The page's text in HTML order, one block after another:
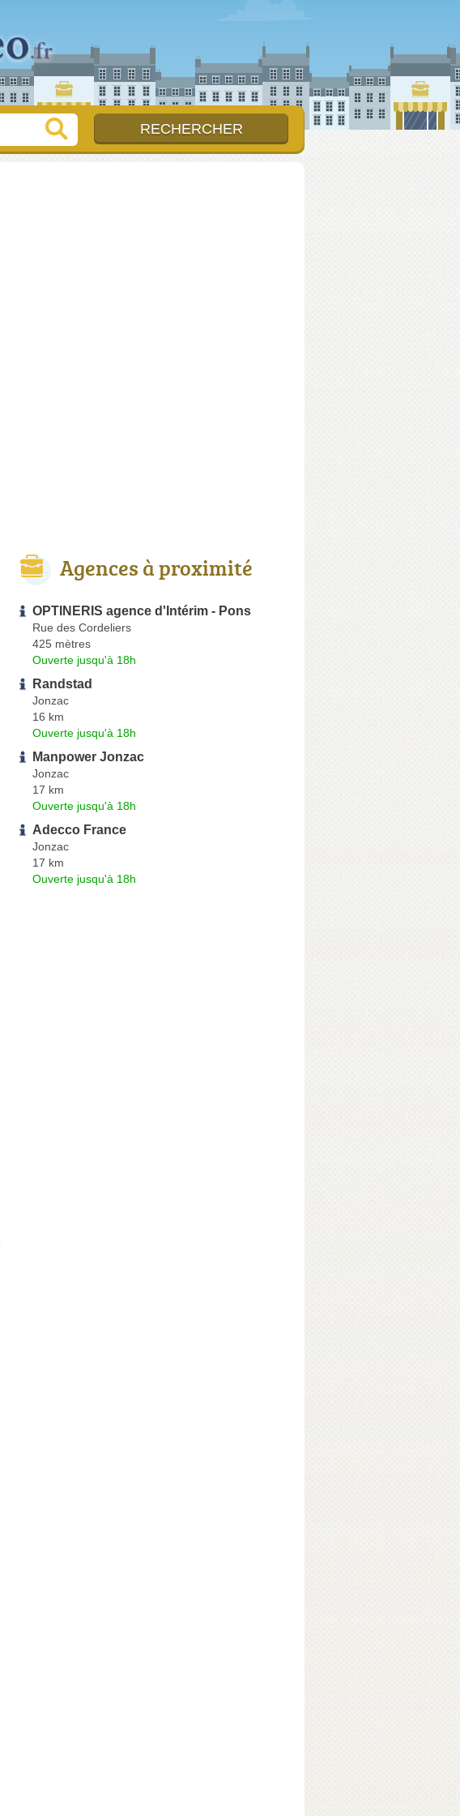
Agences à proximité
OPTINERIS agence d'Intérim - Pons
Rue des Cordeliers
425 mètres
Ouverte jusqu'à 18h
Randstad
Jonzac
16 km
Ouverte jusqu'à 18h
Manpower Jonzac
Jonzac
17 km
Ouverte jusqu'à 18h
Adecco France
Jonzac
17 km
Ouverte jusqu'à 18h